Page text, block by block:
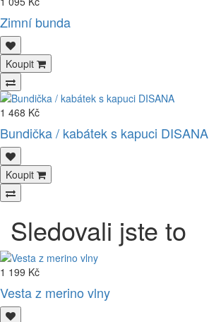
Zimní bunda
Koupit
1 468 Kč
Bundička / kabátek s kapuci DISANA
Koupit
Sledovali jste to
1 199 Kč
Vesta z merino vlny